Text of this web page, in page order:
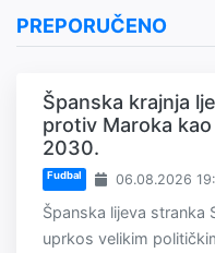
PREPORUČENO
Španska krajnja
protiv Maroka
2030.
Fudbal 06.08.2026
Španska lijeva stranka
uprkos velikim